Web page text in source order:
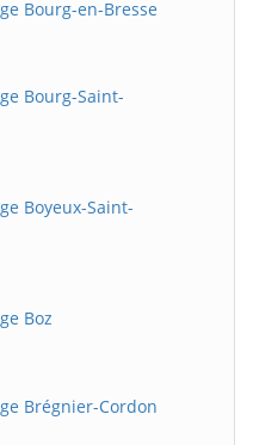
Bourg-en-Bresse
Bourg-Saint-
Boyeux-Saint-
Boz
Brégnier-Cordon